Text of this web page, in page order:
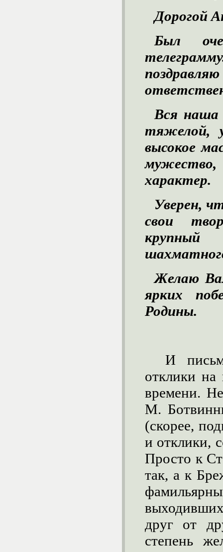
Дорогой
Был
Вся наша
тяжелой,
высокое
характер.
Уверен,
свои
крупный
Желаю
ярких
Родины.
И
отклики
времени.
М.
(скорее,
и отклики,
Просто к
так, а к
друг от
степень